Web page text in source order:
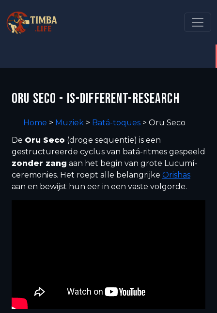
ORU SECO - IS-DIFFERENT-RESEARCH
Home > Muziek > Batá-toques > Oru Seco
De Oru Seco (droge sequentie) is een
gestructureerde cyclus van batá-ritmes gespeeld
zonder zang aan het begin van grote Lucumí-
ceremonies. Het roept alle belangrijke Orishas
aan en bewijst hun eer in een vaste volgorde.